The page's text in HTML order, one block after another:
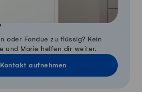
oder Fondue zu flüssig? Kein
und Marie helfen dir weiter.
Kontakt aufnehmen